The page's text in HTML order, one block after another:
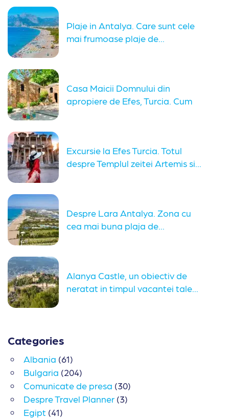
Plaje in Antalya. Care sunt cele
mai frumoase plaje de...
Casa Maicii Domnului din
apropiere de Efes, Turcia. Cum
Excursie la Efes Turcia. Totul
despre Templul zeitei Artemis si...
Despre Lara Antalya. Zona cu
cea mai buna plaja de...
Alanya Castle, un obiectiv de
neratat in timpul vacantei tale...
Categories
Albania (61)
Bulgaria (204)
Comunicate de presa (30)
Despre Travel Planner (3)
Egipt (41)